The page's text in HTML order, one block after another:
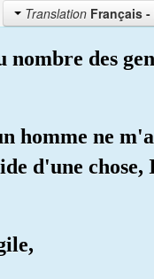
Français
des
homme ne m'a
d'une